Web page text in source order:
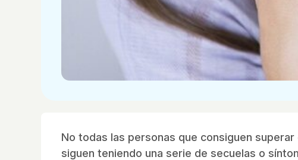
No todas las personas que consiguen
siguen teniendo una serie de secuelas o